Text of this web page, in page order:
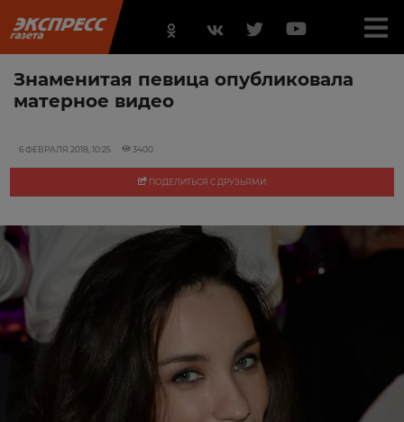
Знаменитая певица опубликовала
матерное видео
6 ФЕВРАЛЯ 2018, 10:25 3400
ПОДЕЛИТЬСЯ С ДРУЗЬЯМИ